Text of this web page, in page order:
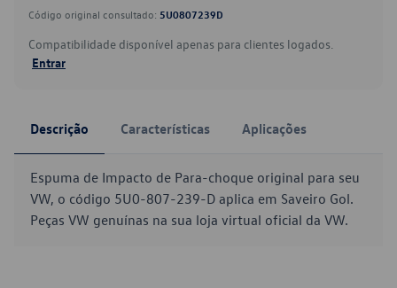
Código original consultado: 5U0807239D
Compatibilidade disponível apenas para clientes logados.
Entrar
Descrição Características Aplicações
Espuma de Impacto de Para-choque original para seu
VW, o código 5U0-807-239-D aplica em Saveiro Gol.
Peças VW genuínas na sua loja virtual oficial da VW.